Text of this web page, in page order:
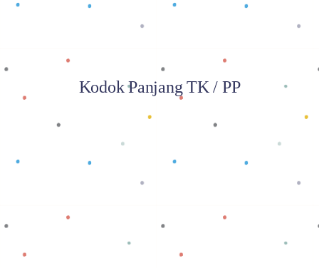
Kodok Panjang TK / PP
Baca selengkapnya